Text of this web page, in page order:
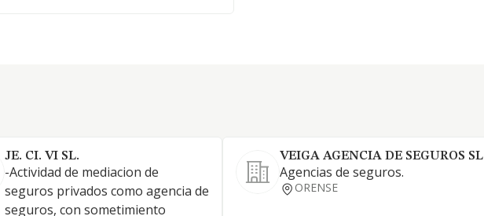
JE. CI. VI SL.
-Actividad de mediacion de
seguros privados como agencia de
seguros, con sometimiento
VEIGA AGENCIA DE SEGUROS SL
Agencias de seguros.
ORENSE